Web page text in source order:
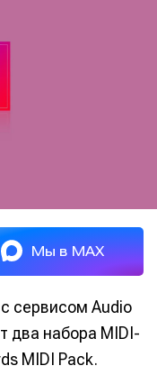
Мы в MAX
сервисом Audio
два набора MIDI-
MIDI Pack.